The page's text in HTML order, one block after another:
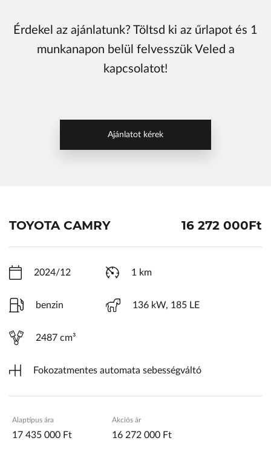
Karosszéria Centrum
Érdekel az ajánlatunk? Töltsd ki az űrlapot és 1
munkanapon belül felvesszük Veled a
kapcsolatot!
Ajánlatot kérek
TOYOTA CAMRY 16 272 000Ft
2024/12 1 km
benzin 136 kW, 185 LE
2487 cm³
Fokozatmentes automata sebességváltó
Alaptípus ára
17 435 000 Ft
Akciós ár
16 272 000 Ft